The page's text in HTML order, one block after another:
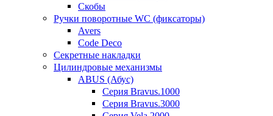
Скобы
Ручки поворотные WC (фиксаторы)
Avers
Code Deco
Секретные накладки
Цилиндровые механизмы
ABUS (Абус)
Серия Bravus.1000
Серия Bravus.3000